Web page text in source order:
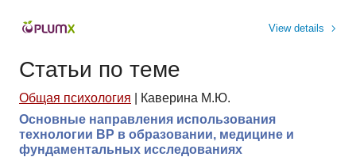
View details
Статьи по теме
Общая психология
Каверина М.Ю.
Основные направления использования
технологии ВР в образовании, медицине и
фундаментальных исследованиях